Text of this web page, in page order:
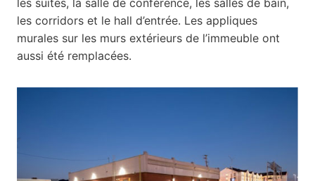
les corridors et le hall d’entrée. Les appliques
murales sur les murs extérieurs de l’immeuble ont
aussi été remplacées.